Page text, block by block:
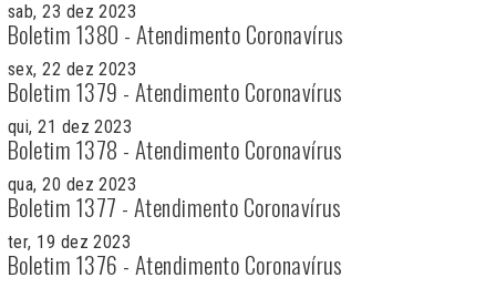
sab, 23 dez 2023
Boletim 1380 - Atendimento Coronavírus
sex, 22 dez 2023
Boletim 1379 - Atendimento Coronavírus
qui, 21 dez 2023
Boletim 1378 - Atendimento Coronavírus
qua, 20 dez 2023
Boletim 1377 - Atendimento Coronavírus
ter, 19 dez 2023
Boletim 1376 - Atendimento Coronavírus